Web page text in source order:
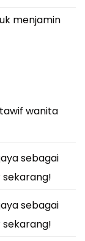
menjamin
wanita
sebagai
sebagai